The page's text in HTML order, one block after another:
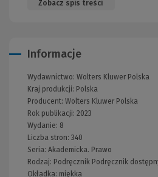
Zobacz spis treści
Informacje
Wydawnictwo: Wolters Kluwer Polska
Kraj produkcji: Polska
Producent: Wolters Kluwer Polska
Rok publikacji: 2023
Wydanie: 8
Liczba stron: 340
Seria: Akademicka. Prawo
Rodzaj: Podręcznik Podręcznik
Okładka: miękka